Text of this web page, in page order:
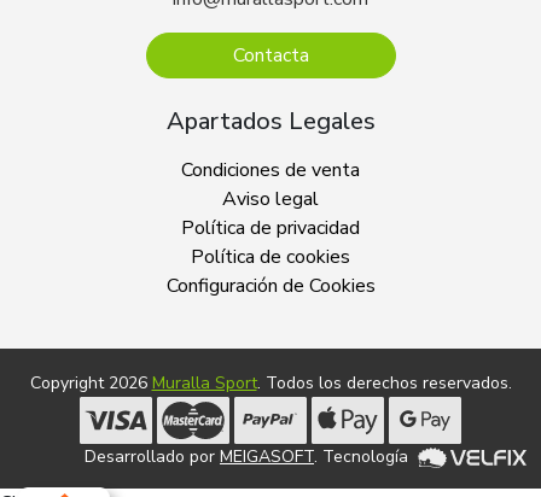
Contacta
Apartados Legales
Condiciones de venta
Aviso legal
Política de privacidad
Política de cookies
Configuración de Cookies
Copyright 2026 Muralla Sport. Todos los derechos reservados.
Desarrollado por MEIGASOFT. Tecnología